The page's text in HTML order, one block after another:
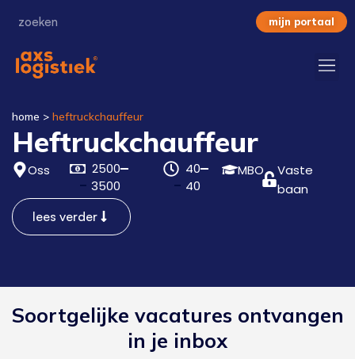
mijn portaal
home > heftruckchauffeur
Heftruckchauffeur
Oss
2500
3500
40
40
MBO
Vaste
baan
lees verder
Soortgelijke vacatures ontvangen
in je inbox